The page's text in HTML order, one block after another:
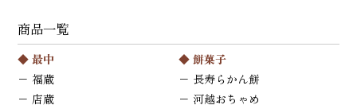
商品一覧
◆最中
−福蔵
− 店蔵
◆ 餅菓子
− 長寿らかん餅
− 河越おちゃめ